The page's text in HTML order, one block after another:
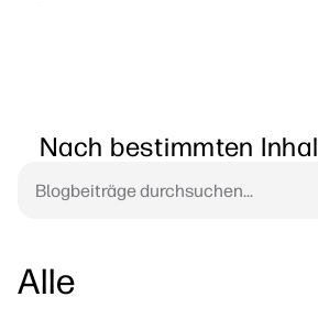
Nach bestimmten
Alle